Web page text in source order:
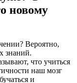
новому
Вероятно,
знаний.
что учиться
наш мозг
и